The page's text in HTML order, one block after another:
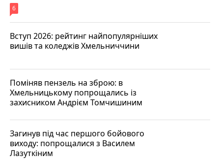
6
Вступ 2026: рейтинг найпопулярніших
вишів та коледжів Хмельниччини
Поміняв пензель на зброю: в
Хмельницькому попрощались із
захисником Андрієм Томчишиним
Загинув під час першого бойового
виходу: попрощалися з Василем
Лазуткіним